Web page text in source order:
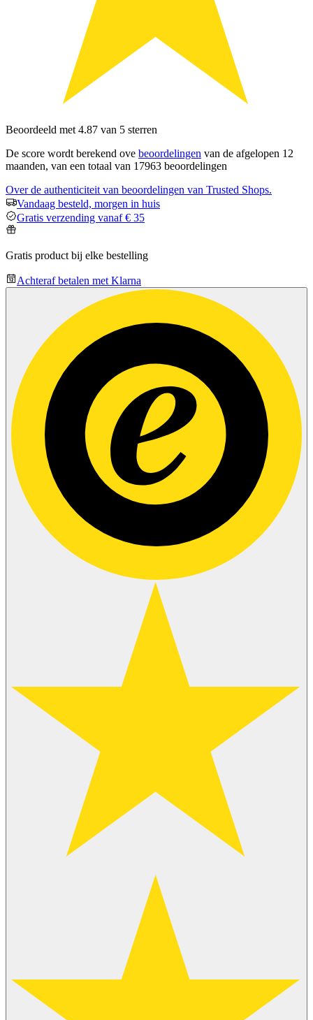
Beoordeeld met 4.87 van 5 sterren
De score wordt berekend ove beoordelingen van de afgelopen 12
maanden, van een totaal van 17963 beoordelingen
Over de authenticiteit van beoordelingen van Trusted Shops.
Vandaag besteld, morgen in huis
Gratis verzending vanaf € 35
Gratis product bij elke bestelling
Achteraf betalen met Klarna